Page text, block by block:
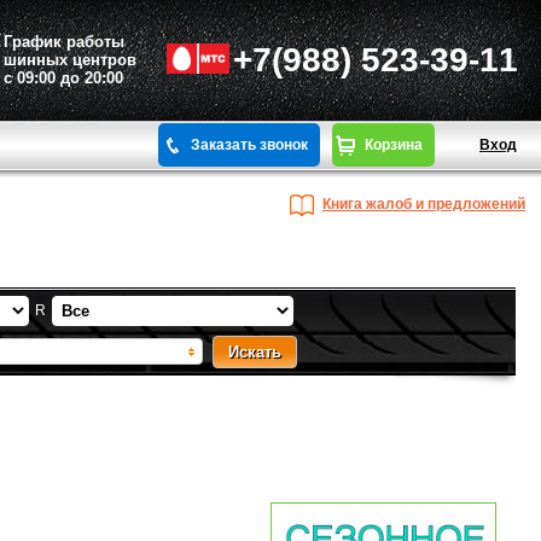
График работы
шинных центров
с 09:00 до 20:00
+7(988) 523-39-11
Вход
Корзина
Заказать звонок
Книга жалоб и предложений
R